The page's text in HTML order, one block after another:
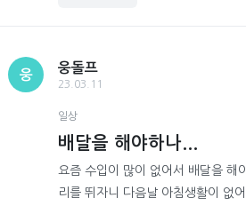
웅
웅돌프
23.03.11
일상
배달을 해야하나...
요즘 수입이 많이 없어서 배달을 해
리를 뛰자니 다음날 아침생활이 없